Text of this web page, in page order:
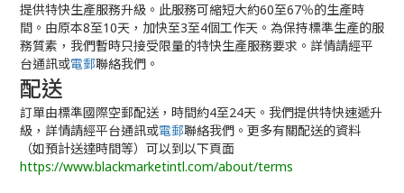
提供特快生產服務升級。此服務可縮短大約60至67％的生產時
間。由原本8至10天，加快至3至4個工作天。為保持標準生產的服
務質素，我們暫時只接受限量的特快生產服務要求。詳情請經平
台通訊或電郵聯絡我們。
配送
訂單由標準國際空郵配送，時間約4至24天。我們提供特快速遞升
級，詳情請經平台通訊或電郵聯絡我們。更多有關配送的資料
（如預計送達時間等）可以到以下頁面
https://www.blackmarketintl.com/about/terms